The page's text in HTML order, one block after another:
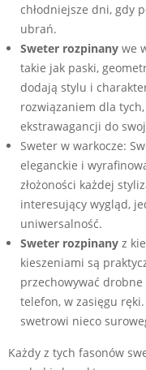
chłodniejsze dni, gdy
ubrań.
Sweter rozpinany we
takie jak paski,
dodają stylu i
rozwiązaniem dla
ekstrawagancji do
Sweter w warkocze:
eleganckie i
złożoności każdej
interesujący wygląd,
uniwersalność.
Sweter rozpinany z
kieszeniami są
przechowywać
telefon, w zasięgu
swetrowi nieco
Każdy z tych fasonów